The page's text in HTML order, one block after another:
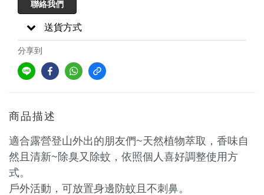
聯絡我們
送貨方式
分享到
商品描述
適合露營登山外出的朋友們~天然植物萃取，香味自
然且清新~除臭又除蚊，依照個人喜好調整使用方
式。
戶外活動，可放置身邊防蚊且不刺鼻。